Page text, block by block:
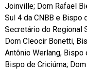
Joinville; Dom Rafael
Sul 4 da CNBB e Bispo
Secretário do Regional
Dom Cleocir Bonetti,
Antônio Werlang, Bispo
Bispo de Criciúma;